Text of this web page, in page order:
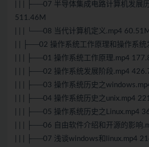
| | | ├──07 半导体集成电路计算机发展
511.46M
| | | └──08 当代计算机定义.mp4 60.51M
| | ├──02 操作系统工作原理和操作系统
| | | ├──01 操作系统工作原理.mp4
| | | ├──02 操作系统发展阶段.mp4
| | | ├──03 操作系统历史之
| | | ├──04 操作系统历史之unix.mp4
| | | ├──05 操作系统历史之Linux.mp4
| | | ├──06 自由软件介绍和开源的影响
| | | ├──07 浅谈windows和linux.mp4